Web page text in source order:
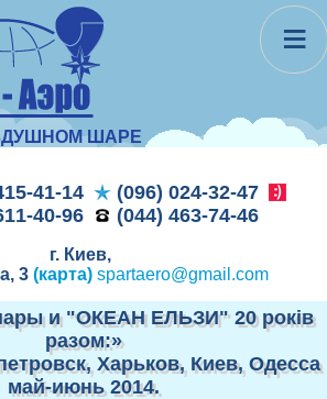
ШАРЕ
41-14
(096) 024-32-47
40-96
(044) 463-74-46
г. Киев,
3 (карта) spartaero@gmail.com
и "ОКЕАН ЕЛЬЗИ" 20 років
разом:»
Харьков, Киев, Одесса
май-июнь 2014.
≡